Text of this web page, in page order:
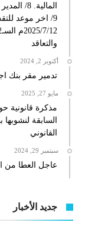
المالية.
9/ اخر موعد
والتعاقد
أكتوبر 2, 2024
تدمير مقر بنك
مايو 27, 2025
مذكرة قانونية
السابقة
القانوني
سبتمبر 29, 2024
عاجل العطا من
جديد الأخبار